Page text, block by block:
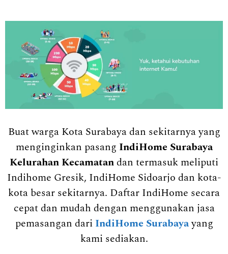
Buat warga Kota Surabaya dan sekitarnya yang
menginginkan pasang IndiHome Surabaya
Kelurahan Kecamatan dan termasuk meliputi
Indihome Gresik, IndiHome Sidoarjo dan kota-
kota besar sekitarnya. Daftar IndiHome secara
cepat dan mudah dengan menggunakan jasa
pemasangan dari IndiHome Surabayayang
kami sediakan.